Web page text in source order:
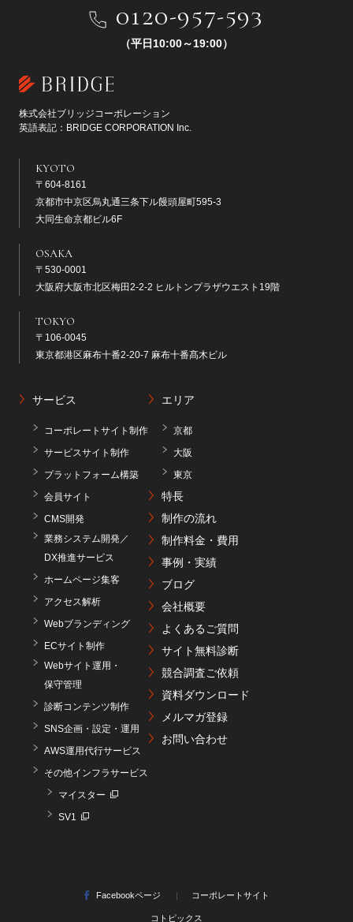
0120-957-593
（平日10:00～19:00）
株式会社ブリッジコーポレーション
英語表記：BRIDGE CORPORATION Inc.
KYOTO
〒604-8161
京都市中京区烏丸通三条下ル饅頭屋町595-3
大同生命京都ビル6F
OSAKA
〒530-0001
大阪府大阪市北区梅田2-2-2 ヒルトンプラザウエスト19階
TOKYO
〒106-0045
東京都港区麻布十番2-20-7 麻布十番髙木ビル
サービス
コーポレートサイト制作
サービスサイト制作
プラットフォーム構築
会員サイト
CMS開発
業務システム開発／
DX推進サービス
ホームページ集客
アクセス解析
Webブランディング
ECサイト制作
Webサイト運用・
保守管理
診断コンテンツ制作
SNS企画・設定・運用
AWS運用代行サービス
その他インフラサービス
マイスター
SV1
エリア
京都
大阪
東京
特長
制作の流れ
制作料金・費用
事例・実績
ブログ
会社概要
よくあるご質問
サイト無料診断
競合調査ご依頼
資料ダウンロード
メルマガ登録
お問い合わせ
Facebookページ コーポレートサイト
コトピックス